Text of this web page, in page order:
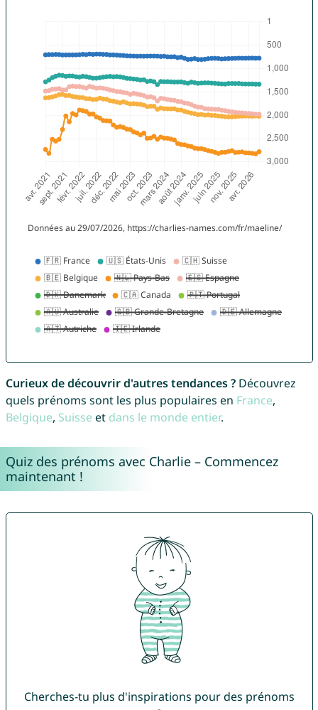
Curieux de découvrir d'autres tendances ?Découvrez
quels prénoms sont les plus populaires en France,
Belgique, Suisse et dans le monde entier.
Quiz des prénoms avec Charlie – Commencez
maintenant !
Cherches-tu plus d'inspirations pour des prénoms